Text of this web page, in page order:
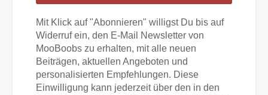
Mit Klick auf "Abonnieren" willigst Du bis auf
Widerruf ein, den E-Mail Newsletter von
MooBoobs zu erhalten, mit alle neuen
Beiträgen, aktuellen Angeboten und
personalisierten Empfehlungen. Diese
Einwilligung kann jederzeit über den in den